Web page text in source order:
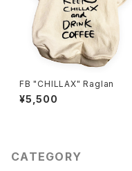
FB "CHILLAX" Raglan
¥5,500
CATEGORY